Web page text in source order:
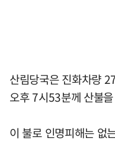
산림당국은 진화차량
오후 7시53분께 산불
이 불로 인명피해는 없